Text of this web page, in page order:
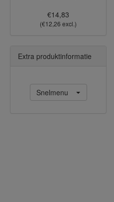
€14,83
(€12,26 excl.)
Extra produktinformatie
Snelmenu